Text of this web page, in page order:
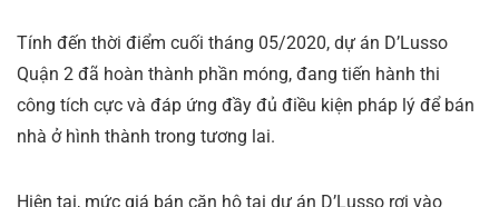
Tính đến thời điểm cuối tháng 05/2020, dự án D’Lusso
Quận 2 đã hoàn thành phần móng, đang tiến hành thi
công tích cực và đáp ứng đầy đủ điều kiện pháp lý để bán
nhà ở hình thành trong tương lai.
Hiện tại, mức giá bán căn hộ tại dự án D’Lusso rơi vào